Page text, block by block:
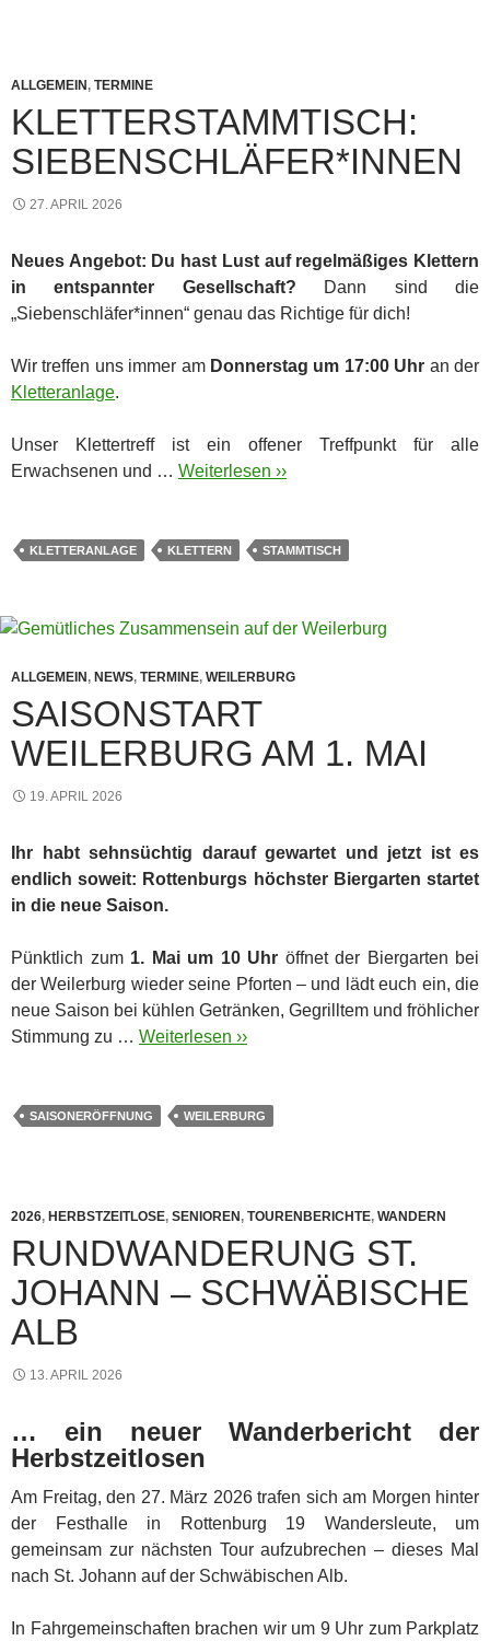
ALLGEMEIN, TERMINE
KLETTERSTAMMTISCH:
SIEBENSCHLÄFER*INNEN
27. APRIL 2026
Neues Angebot: Du hast Lust auf regelmäßiges Klettern
in entspannter Gesellschaft? Dann sind die
„Siebenschläfer*innen“ genau das Richtige für dich!
Wir treffen uns immer am Donnerstag um 17:00 Uhr an der
Kletteranlage.
Unser Klettertreff ist ein offener Treffpunkt für alle
Erwachsenen und … Weiterlesen ››
KLETTERANLAGE KLETTERN STAMMTISCH
ALLGEMEIN, NEWS, TERMINE, WEILERBURG
SAISONSTART
WEILERBURG AM 1. MAI
19. APRIL 2026
Ihr habt sehnsüchtig darauf gewartet und jetzt ist es
endlich soweit: Rottenburgs höchster Biergarten startet
in die neue Saison.
Pünktlich zum 1. Mai um 10 Uhr öffnet der Biergarten bei
der Weilerburg wieder seine Pforten – und lädt euch ein, die
neue Saison bei kühlen Getränken, Gegrilltem und fröhlicher
Stimmung zu … Weiterlesen ››
SAISONERÖFFNUNG WEILERBURG
2026, HERBSTZEITLOSE, SENIOREN, TOURENBERICHTE, WANDERN
RUNDWANDERUNG ST.
JOHANN – SCHWÄBISCHE
ALB
13. APRIL 2026
… ein neuer Wanderbericht der
Herbstzeitlosen
Am Freitag, den 27. März 2026 trafen sich am Morgen hinter
der Festhalle in Rottenburg 19 Wandersleute, um
gemeinsam zur nächsten Tour aufzubrechen – dieses Mal
nach St. Johann auf der Schwäbischen Alb.
In Fahrgemeinschaften brachen wir um 9 Uhr zum Parkplatz